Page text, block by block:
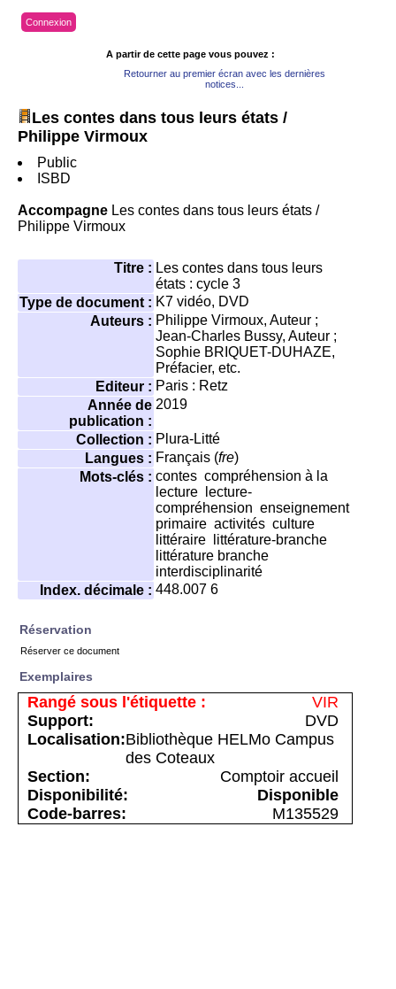
Connexion
A partir de cette page vous pouvez :
Retourner au premier écran avec les dernières
notices...
Les contes dans tous leurs états /
Philippe Virmoux
Public
ISBD
Accompagne Les contes dans tous leurs états /
Philippe Virmoux
Titre : Les contes dans tous leurs
états : cycle 3
Type de document : K7 vidéo, DVD
Auteurs : Philippe Virmoux, Auteur ;
Jean-Charles Bussy, Auteur ;
Sophie BRIQUET-DUHAZE,
Préfacier, etc.
Editeur : Paris : Retz
Année de
publication :
2019
Collection : Plura-Litté
Langues : Français (fre)
Mots-clés : contes compréhension à la
lecture
lecture-
compréhension enseignement
primaire activités culture
littéraire
littérature-branche
littérature branche
interdisciplinarité
Index. décimale : 448.007 6
Réservation
Réserver ce document
Exemplaires
VIR
DVD
Bibliothèque HELMo Campus
des Coteaux
Comptoir accueil
Disponible
M135529